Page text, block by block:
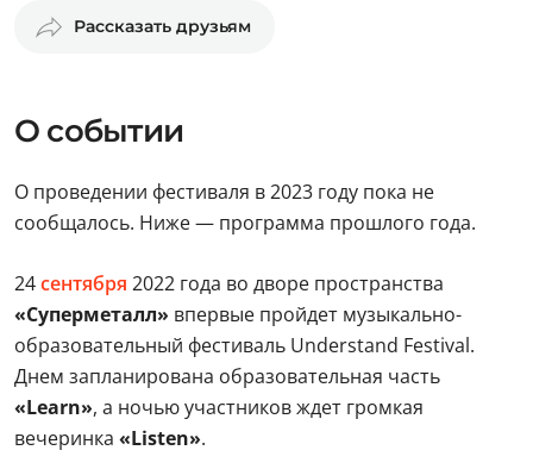
Рассказать друзьям
О событии
О проведении фестиваля в 2023 году пока не
сообщалось. Ниже — программа прошлого года.
24сентября 2022 года во дворе пространства
«Суперметалл» впервые пройдет музыкально-
образовательный фестиваль Understand Festival.
Днем запланирована образовательная часть
«Learn», а ночью участников ждет громкая
вечеринка «Listen».